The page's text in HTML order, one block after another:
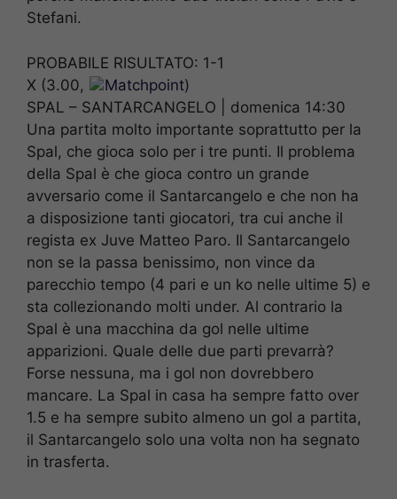
Stefani.
PROBABILE RISULTATO: 1-1
X (3.00,
Matchpoint)
SPAL – SANTARCANGELO | domenica 14:30
Una partita molto importante soprattutto per la
Spal, che gioca solo per i tre punti. Il problema
della Spal è che gioca contro un grande
avversario come il Santarcangelo e che non ha
a disposizione tanti giocatori, tra cui anche il
regista ex Juve Matteo Paro. Il Santarcangelo
non se la passa benissimo, non vince da
parecchio tempo (4 pari e un ko nelle ultime 5) e
sta collezionando molti under. Al contrario la
Spal è una macchina da gol nelle ultime
apparizioni. Quale delle due parti prevarrà?
Forse nessuna, ma i gol non dovrebbero
mancare. La Spal in casa ha sempre fatto over
1.5 e ha sempre subito almeno un gol a partita,
il Santarcangelo solo una volta non ha segnato
in trasferta.